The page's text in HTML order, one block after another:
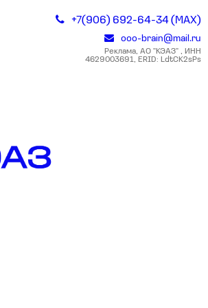
+7(906) 692-64-34 (MAX)
ooo-brain@mail.ru
Реклама, АО "КЭАЗ" , ИНН
4629003691, ERID: LdtCK2sPs